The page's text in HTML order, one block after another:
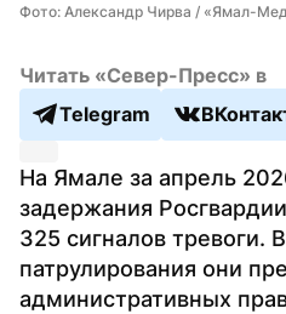
Фото: Александр Чирва / «Ямал-
Читать «Север-Пресс» в
Telegram
На Ямале за апрель
задержания
325 сигналов тревоги.
патрулирования они
административных